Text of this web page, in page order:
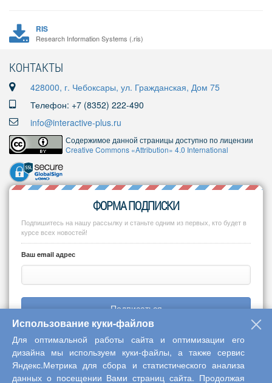
RIS
Research Information Systems (.ris)
КОНТАКТЫ
428000, г. Чебоксары, ул. Гражданская, Дом 75
Телефон: +7 (8352) 222-490
info@interactive-plus.ru
Содержимое данной страницы доступно по лицензии
Creative Commons «Attribution» 4.0 International
ФОРМА ПОДПИСКИ
Подпишитесь на нашу рассылку и станьте одним из первых, кто будет в
курсе всех новостей!
Ваш email адрес
Подписаться
Copyright © 2013-2026 Центр научного сотрудничества «Интерактив
Использование куки-файлов
Для оптимальной работы сайта и оптимизации его
дизайна мы используем куки-файлы, а также сервис
Яндекс.Метрика для сбора и статистического анализа
данных о посещении Вами страниц сайта. Продолжая